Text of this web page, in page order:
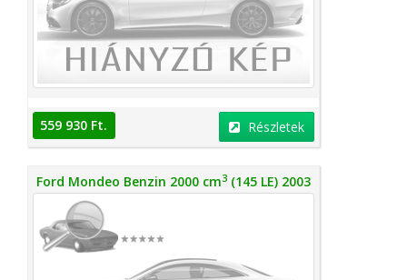
559 930 Ft. Részletek
Ford Mondeo Benzin 2000 cm3 (145 LE) 2003